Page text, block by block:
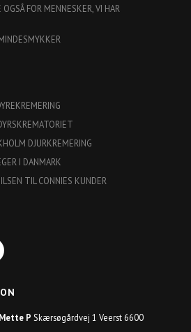
FOR MENNESKER, VI HAR
DJURKREMERING
I DANMARK
TIL CONNIES KUNDER
P Skærsøgårdvej 1 Veerst 6600